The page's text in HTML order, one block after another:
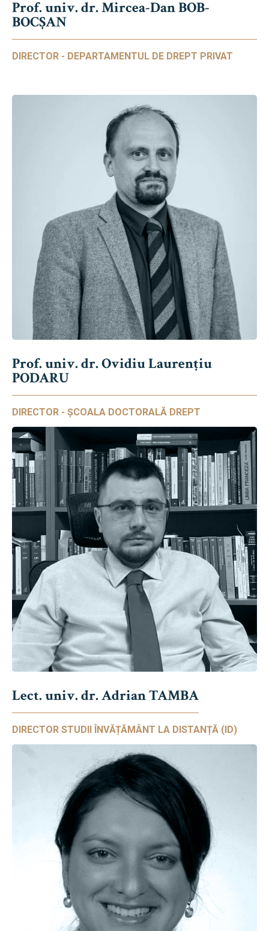
Prof. univ. dr. Mircea-Dan BOB-
BOCȘAN
DIRECTOR - DEPARTAMENTUL DE DREPT PRIVAT
Prof. univ. dr. Ovidiu Laurențiu
PODARU
DIRECTOR - ȘCOALA DOCTORALĂ DREPT
Lect. univ. dr. Adrian TAMBA
DIRECTOR STUDII ÎNVĂȚĂMÂNT LA DISTANȚĂ (ID)